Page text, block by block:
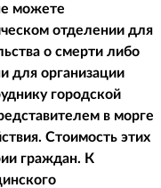
можете
отделении для
о смерти либо
для организации
городской
в морге
Стоимость этих
граждан. К